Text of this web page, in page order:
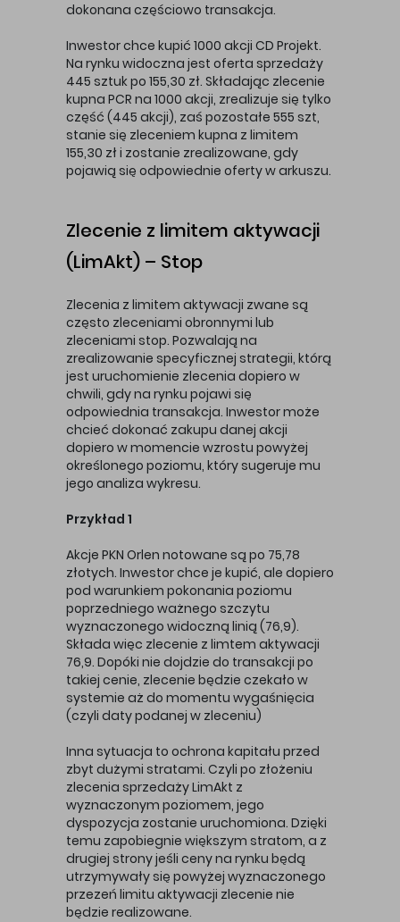
dokonana częściowo transakcja.
Inwestor chce kupić 1000 akcji CD Projekt.
Na rynku widoczna jest oferta sprzedaży
445 sztuk po 155,30 zł. Składając zlecenie
kupna PCR na 1000 akcji, zrealizuje się tylko
część (445 akcji), zaś pozostałe 555 szt,
stanie się zleceniem kupna z limitem
155,30 zł i zostanie zrealizowane, gdy
pojawią się odpowiednie oferty w arkuszu.
Zlecenie z limitem aktywacji
(LimAkt) – Stop
Zlecenia z limitem aktywacji zwane są
często zleceniami obronnymi lub
zleceniami stop. Pozwalają na
zrealizowanie specyficznej strategii, którą
jest uruchomienie zlecenia dopiero w
chwili, gdy na rynku pojawi się
odpowiednia transakcja. Inwestor może
chcieć dokonać zakupu danej akcji
dopiero w momencie wzrostu powyżej
określonego poziomu, który sugeruje mu
jego analiza wykresu.
Przykład 1
Akcje PKN Orlen notowane są po 75,78
złotych. Inwestor chce je kupić, ale dopiero
pod warunkiem pokonania poziomu
poprzedniego ważnego szczytu
wyznaczonego widoczną linią (76,9).
Składa więc zlecenie z limtem aktywacji
76,9. Dopóki nie dojdzie do transakcji po
takiej cenie, zlecenie będzie czekało w
systemie aż do momentu wygaśnięcia
(czyli daty podanej w zleceniu)
Inna sytuacja to ochrona kapitału przed
zbyt dużymi stratami. Czyli po złożeniu
zlecenia sprzedaży LimAkt z
wyznaczonym poziomem, jego
dyspozycja zostanie uruchomiona. Dzięki
temu zapobiegnie większym stratom, a z
drugiej strony jeśli ceny na rynku będą
utrzymywały się powyżej wyznaczonego
przezeń limitu aktywacji zlecenie nie
będzie realizowane.